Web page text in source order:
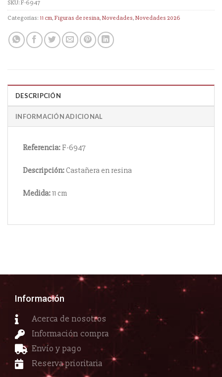
SKU:F-6947
Categorías: 11 cm,Figuras de resina,Novedades,Novedades 2026
DESCRIPCIÓN
INFORMACIÓN ADICIONAL
Referencia: F-6947
Descripción:Castañera en resina
Medida:11 cm
Información
Acerca de nosotros
Información compra
Envío y pago
Reserva prioritaria